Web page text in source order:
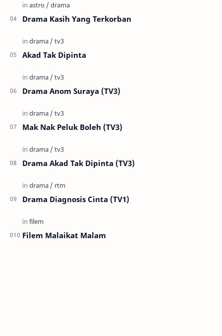
Drama Kasih Yang Terkorban
Akad Tak Dipinta
Drama Anom Suraya (TV3)
Mak Nak Peluk Boleh (TV3)
Drama Akad Tak Dipinta (TV3)
Drama Diagnosis Cinta (TV1)
Filem Malaikat Malam